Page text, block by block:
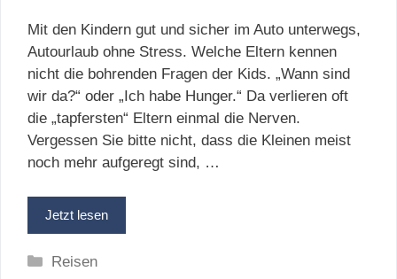
Mit den Kindern gut und sicher im Auto unterwegs,
Autourlaub ohne Stress. Welche Eltern kennen
nicht die bohrenden Fragen der Kids. „Wann sind
wir da?“ oder „Ich habe Hunger.“ Da verlieren oft
die „tapfersten“ Eltern einmal die Nerven.
Vergessen Sie bitte nicht, dass die Kleinen meist
noch mehr aufgeregt sind, …
Jetzt lesen
Kategorien
Reisen